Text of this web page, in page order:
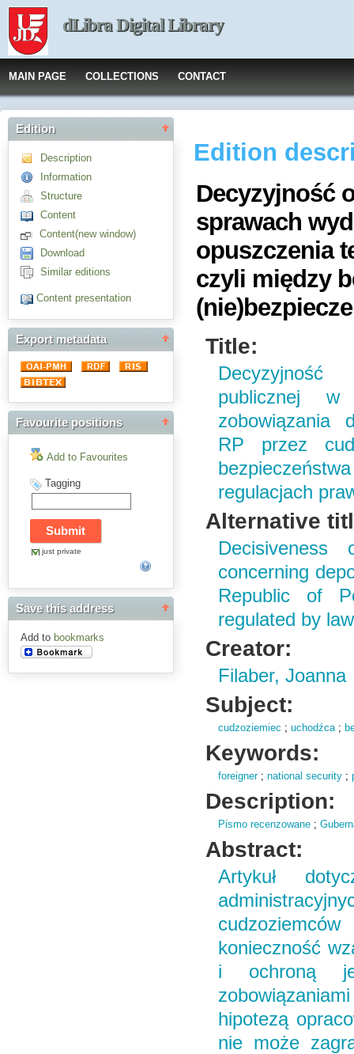
dLibra Digital Library
MAIN PAGE COLLECTIONS CONTACT
Edition
Description
Information
Structure
Content
Content(new window)
Download
Similar editions
Content presentation
Export metadata
Favourite positions
Add to Favourites
Tagging
just private
Save this address
Add to bookmarks
Edition
Decyzyjność
sprawach
opuszczenia
czyli między
Title:
publicznej
zobowiązania
RP przez
regulacjach
Alternative
concerning
Republic of
regulated by law
Creator:
Filaber, Joanna
Subject:
cudzoziemiec ;uchodźca;
Keywords:
foreigner;national security ;
Description:
Pismo recenzowane ;
Abstract:
Artykuł
konieczność
i ochroną
hipotezą
nie może